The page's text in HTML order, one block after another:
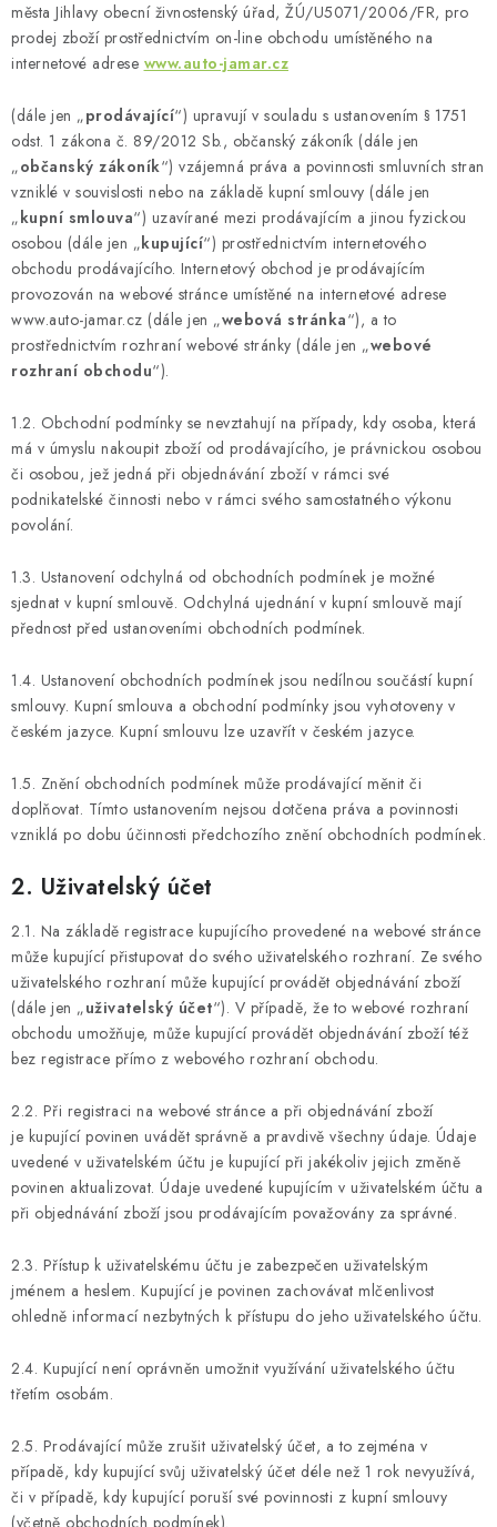
Kontakty O nás Doprava a platba
Půjčovna
Moje objednávka
Napište nám
Reklamace
města Jihlavy obecní živnostenský úřad, ŽÚ/U5071/2006/FR, pro
prodej zboží prostřednictvím on-line obchodu umístěného na
internetové adrese www.auto-jamar.cz
(dále jen „prodávající“) upravují v souladu s ustanovením § 1751
odst. 1 zákona č. 89/2012 Sb., občanský zákoník (dále jen
„občanský zákoník“) vzájemná práva a povinnosti smluvních stran
vzniklé v souvislosti nebo na základě kupní smlouvy (dále jen
„kupní smlouva“) uzavírané mezi prodávajícím a jinou fyzickou
osobou (dále jen „kupující“) prostřednictvím internetového
obchodu prodávajícího. Internetový obchod je prodávajícím
provozován na webové stránce umístěné na internetové adrese
www.auto-jamar.cz (dále jen „webová stránka“), a to
prostřednictvím rozhraní webové stránky (dále jen „webové
rozhraní obchodu“).
1.2. Obchodní podmínky se nevztahují na případy, kdy osoba, která
má v úmyslu nakoupit zboží od prodávajícího, je právnickou osobou
či osobou, jež jedná při objednávání zboží v rámci své
podnikatelské činnosti nebo v rámci svého samostatného výkonu
povolání.
1.3. Ustanovení odchylná od obchodních podmínek je možné
sjednat v kupní smlouvě. Odchylná ujednání v kupní smlouvě mají
přednost před ustanoveními obchodních podmínek.
1.4. Ustanovení obchodních podmínek jsou nedílnou součástí kupní
smlouvy. Kupní smlouva a obchodní podmínky jsou vyhotoveny v
českém jazyce. Kupní smlouvu lze uzavřít v českém jazyce.
1.5. Znění obchodních podmínek může prodávající měnit či
doplňovat. Tímto ustanovením nejsou dotčena práva a povinnosti
vzniklá po dobu účinnosti předchozího znění obchodních podmínek.
2. Uživatelský účet
2.1. Na základě registrace kupujícího provedené na webové stránce
může kupující přistupovat do svého uživatelského rozhraní. Ze svého
uživatelského rozhraní může kupující provádět objednávání zboží
(dále jen „uživatelský účet“). V případě, že to webové rozhraní
obchodu umožňuje, může kupující provádět objednávání zboží též
bez registrace přímo z webového rozhraní obchodu.
2.2. Při registraci na webové stránce a při objednávání zboží
je kupující povinen uvádět správně a pravdivě všechny údaje. Údaje
uvedené v uživatelském účtu je kupující při jakékoliv jejich změně
povinen aktualizovat. Údaje uvedené kupujícím v uživatelském účtu a
při objednávání zboží jsou prodávajícím považovány za správné.
2.3. Přístup k uživatelskému účtu je zabezpečen uživatelským
jménem a heslem. Kupující je povinen zachovávat mlčenlivost
ohledně informací nezbytných k přístupu do jeho uživatelského účtu.
2.4. Kupující není oprávněn umožnit využívání uživatelského účtu
třetím osobám.
2.5. Prodávající může zrušit uživatelský účet, a to zejména v
případě, kdy kupující svůj uživatelský účet déle než 1 rok nevyužívá,
či v případě, kdy kupující poruší své povinnosti z kupní smlouvy